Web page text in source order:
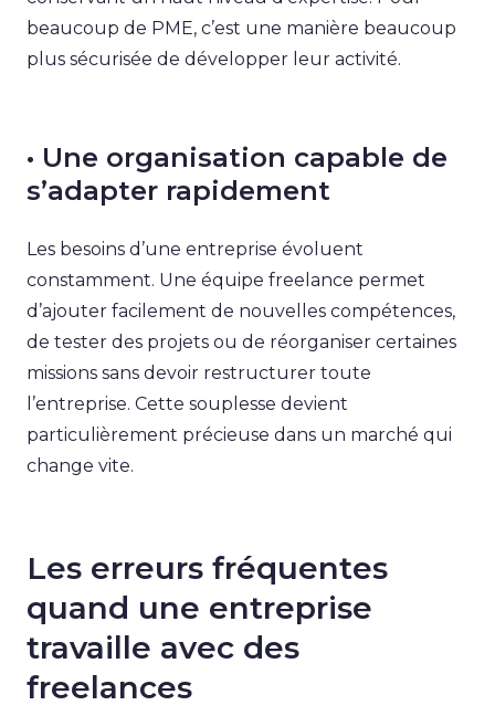
beaucoup de PME, c’est une manière beaucoup
plus sécurisée de développer leur activité.
• Une organisation capable de
s’adapter rapidement
Les besoins d’une entreprise évoluent
constamment. Une équipe freelance permet
d’ajouter facilement de nouvelles compétences,
de tester des projets ou de réorganiser certaines
missions sans devoir restructurer toute
l’entreprise. Cette souplesse devient
particulièrement précieuse dans un marché qui
change vite.
Les erreurs fréquentes
quand une entreprise
travaille avec des
freelances